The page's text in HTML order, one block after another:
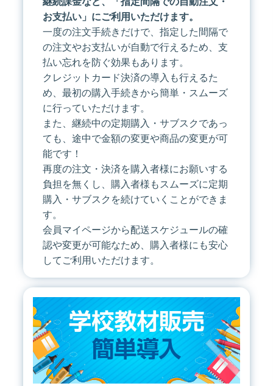
お支払い」にご利用いただけます。
一度の注文手続きだけで、指定した間隔で
の注文やお支払いが自動で行えるため、支
払い忘れを防ぐ効果もあります。
クレジットカード決済の導入も行えるた
め、最初の購入手続きから簡単・スムーズ
に行っていただけます。
また、継続中の定期購入・サブスクであっ
ても、途中で金額の変更や商品の変更が可
能です！
再度の注文・決済を購入者様にお願いする
負担を無くし、購入者様もスムーズに定期
購入・サブスクを続けていくことができま
す。
会員マイページから配送スケジュールの確
認や変更が可能なため、購入者様にも安心
してご利用いただけます。